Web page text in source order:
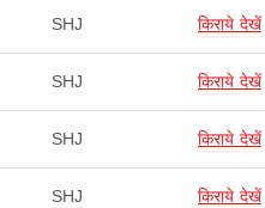
SHJ किराये देखें
SHJ किराये देखें
SHJ किराये देखें
SHJ किराये देखें